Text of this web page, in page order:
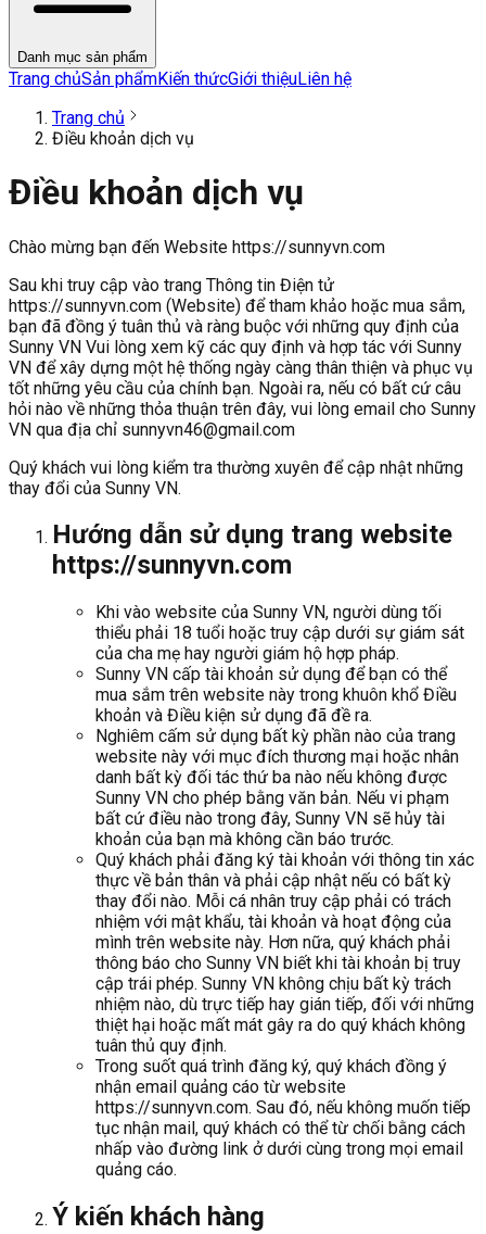
Danh mục sản phẩm
Trang chủSản phẩmKiến thứcGiới thiệuLiên hệ
Trang chủ
Điều khoản dịch vụ
Điều khoản dịch vụ
Chào mừng bạn đến Website https://sunnyvn.com
Sau khi truy cập vào trang Thông tin Điện tử
https://sunnyvn.com (Website) để tham khảo hoặc mua sắm,
bạn đã đồng ý tuân thủ và ràng buộc với những quy định của
Sunny VN Vui lòng xem kỹ các quy định và hợp tác với Sunny
VN để xây dựng một hệ thống ngày càng thân thiện và phục vụ
tốt những yêu cầu của chính bạn. Ngoài ra, nếu có bất cứ câu
hỏi nào về những thỏa thuận trên đây, vui lòng email cho Sunny
VN qua địa chỉ sunnyvn46@gmail.com
Quý khách vui lòng kiểm tra thường xuyên để cập nhật những
thay đổi của Sunny VN.
Hướng dẫn sử dụng trang website
https://sunnyvn.com
Khi vào website của Sunny VN, người dùng tối
thiểu phải 18 tuổi hoặc truy cập dưới sự giám sát
của cha mẹ hay người giám hộ hợp pháp.
Sunny VN cấp tài khoản sử dụng để bạn có thể
mua sắm trên website này trong khuôn khổ Điều
khoản và Điều kiện sử dụng đã đề ra.
Nghiêm cấm sử dụng bất kỳ phần nào của trang
website này với mục đích thương mại hoặc nhân
danh bất kỳ đối tác thứ ba nào nếu không được
Sunny VN cho phép bằng văn bản. Nếu vi phạm
bất cứ điều nào trong đây, Sunny VN sẽ hủy tài
khoản của bạn mà không cần báo trước.
Quý khách phải đăng ký tài khoản với thông tin xác
thực về bản thân và phải cập nhật nếu có bất kỳ
thay đổi nào. Mỗi cá nhân truy cập phải có trách
nhiệm với mật khẩu, tài khoản và hoạt động của
mình trên website này. Hơn nữa, quý khách phải
thông báo cho Sunny VN biết khi tài khoản bị truy
cập trái phép. Sunny VN không chịu bất kỳ trách
nhiệm nào, dù trực tiếp hay gián tiếp, đối với những
thiệt hại hoặc mất mát gây ra do quý khách không
tuân thủ quy định.
Trong suốt quá trình đăng ký, quý khách đồng ý
nhận email quảng cáo từ website
https://sunnyvn.com. Sau đó, nếu không muốn tiếp
tục nhận mail, quý khách có thể từ chối bằng cách
nhấp vào đường link ở dưới cùng trong mọi email
quảng cáo.
Ý kiến khách hàng